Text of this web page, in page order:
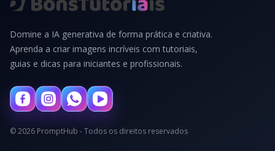
Domine a IA generativa de forma prática e criativa.
Aprenda a criar imagens incríveis com tutoriais,
guias e dicas para iniciantes e profissionais.
© 2026 PromptHub - Todos os direitos reservados